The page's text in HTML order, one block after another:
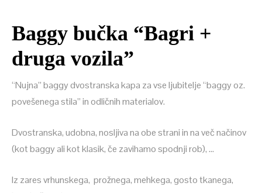
Baggy bučka “Bagri +
druga vozila”
“Nujna” baggy dvostranska kapa za vse ljubitelje “baggy oz.
povešenega stila” in odličnih materialov.
Dvostranska, udobna, nosljiva na obe strani in na več načinov
(kot baggy ali kot klasik, če zavihamo spodnji rob), …
Iz zares vrhunskega, prožnega, mehkega, gosto tkanega,